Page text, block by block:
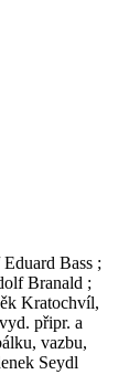
Bass ;
Branald ;
Kratochvíl,
připr. a
vazbu,
Seydl